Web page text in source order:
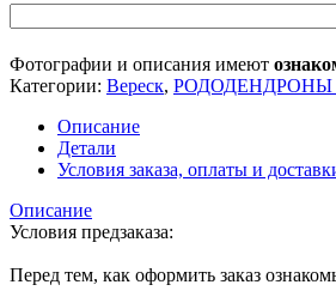
Фотографии и описания имеют
Категории: Вереск,
Описание
Детали
Условия заказа, оплаты и
Описание
Условия предзаказа:
Перед тем, как оформить заказ